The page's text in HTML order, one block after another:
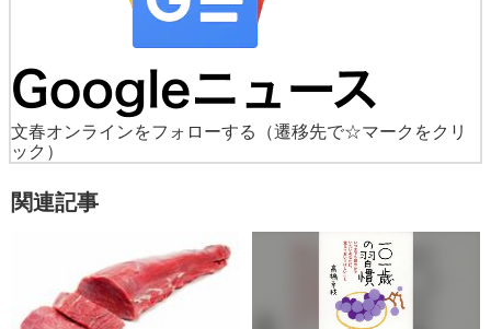
文春オンラインをフォローする
（遷移先で☆マークをクリ
ック）
関連記事